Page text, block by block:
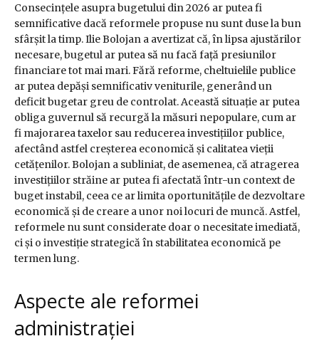
Consecințele asupra bugetului din 2026 ar putea fi
semnificative dacă reformele propuse nu sunt duse la bun
sfârșit la timp. Ilie Bolojan a avertizat că, în lipsa ajustărilor
necesare, bugetul ar putea să nu facă față presiunilor
financiare tot mai mari. Fără reforme, cheltuielile publice
ar putea depăși semnificativ veniturile, generând un
deficit bugetar greu de controlat. Această situație ar putea
obliga guvernul să recurgă la măsuri nepopulare, cum ar
fi majorarea taxelor sau reducerea investițiilor publice,
afectând astfel creșterea economică și calitatea vieții
cetățenilor. Bolojan a subliniat, de asemenea, că atragerea
investițiilor străine ar putea fi afectată într-un context de
buget instabil, ceea ce ar limita oportunitățile de dezvoltare
economică și de creare a unor noi locuri de muncă. Astfel,
reformele nu sunt considerate doar o necesitate imediată,
ci și o investiție strategică în stabilitatea economică pe
termen lung.
Aspecte ale reformei
administrației